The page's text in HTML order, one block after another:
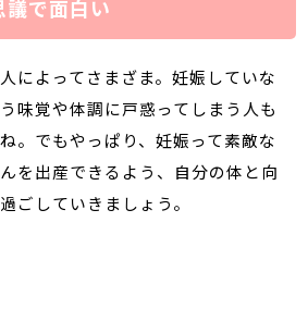
議で面白い
によってさまざま。妊娠していな
味覚や体調に戸惑ってしまう人も
。でもやっぱり、妊娠って素敵な
を出産できるよう、自分の体と向
ごしていきましょう。